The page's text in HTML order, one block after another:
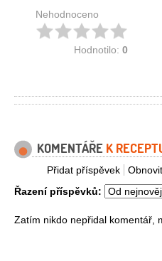
Nehodnoceno
Hodnotilo: 0
KOMENTÁŘE K
Přidat příspěvek
Řazení příspěvků:
Zatím nikdo nepřidal komentář,